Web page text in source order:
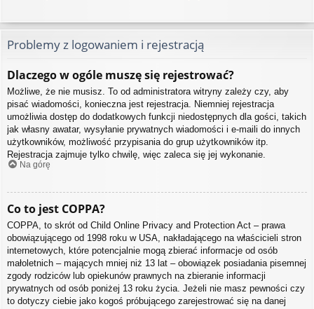
Problemy z logowaniem i rejestracją
Dlaczego w ogóle muszę się rejestrować?
Możliwe, że nie musisz. To od administratora witryny zależy czy, aby
pisać wiadomości, konieczna jest rejestracja. Niemniej rejestracja
umożliwia dostęp do dodatkowych funkcji niedostępnych dla gości, takich
jak własny awatar, wysyłanie prywatnych wiadomości i e-maili do innych
użytkowników, możliwość przypisania do grup użytkowników itp.
Rejestracja zajmuje tylko chwilę, więc zaleca się jej wykonanie.
Na górę
Co to jest COPPA?
COPPA, to skrót od Child Online Privacy and Protection Act – prawa
obowiązującego od 1998 roku w USA, nakładającego na właścicieli stron
internetowych, które potencjalnie mogą zbierać informacje od osób
małoletnich – mających mniej niż 13 lat – obowiązek posiadania pisemnej
zgody rodziców lub opiekunów prawnych na zbieranie informacji
prywatnych od osób poniżej 13 roku życia. Jeżeli nie masz pewności czy
to dotyczy ciebie jako kogoś próbującego zarejestrować się na danej